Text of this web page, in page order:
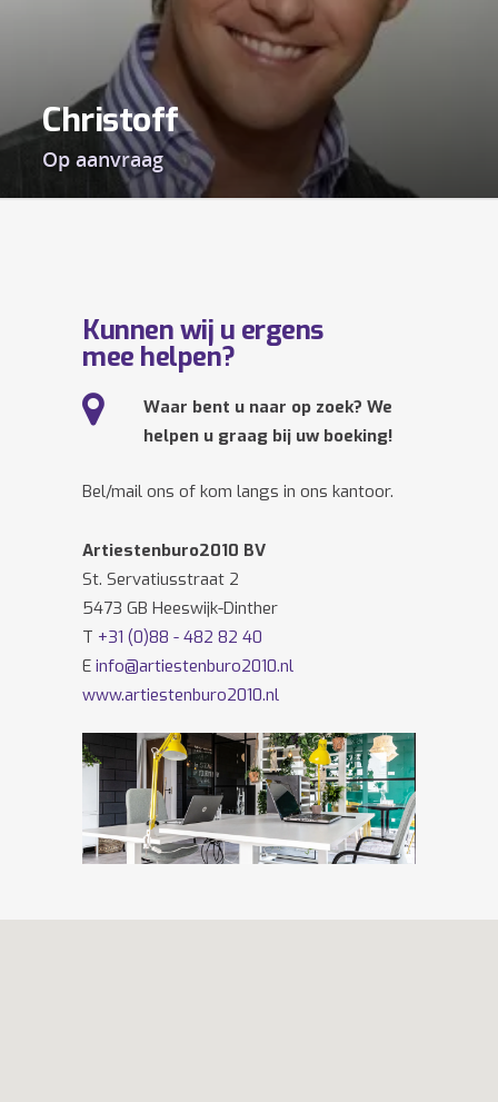
Christoff
Op aanvraag
Kunnen wij u ergens
mee helpen?
Waar bent u naar op zoek? We
helpen u graag bij uw boeking!
Bel/mail ons of kom langs in ons kantoor.
Artiestenburo2010 BV
St. Servatiusstraat 2
5473 GB Heeswijk-Dinther
T +31 (0)88 - 482 82 40
E info@artiestenburo2010.nl
www.artiestenburo2010.nl
Volg ons ook opFacebookenTwitter